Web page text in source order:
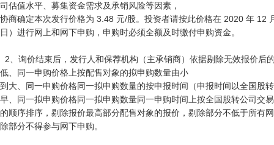
司估值水平、募集资金需求及承销风险等因素，
协商确定本次发行价格为 3.48 元/股。投资者请按此价格在 2020 年 12
日）进行网上和网下申购，申购时必须全额及时缴付申购资金。
低、同一申购价格上按配售对象的拟申购数量由小
到大、同一申购价格同一拟申购数量的按申报时间（申报时间以全国股
早、同一拟申购价格同一拟申购数量同一申购时间上按全国股转公司交
的顺序排序，剔除报价最高部分配售对象的报价，剔除部分不低于所有
除部分不得参与网下申购。